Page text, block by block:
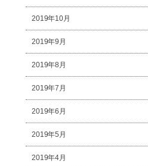
2019年10月
2019年9月
2019年8月
2019年7月
2019年6月
2019年5月
2019年4月